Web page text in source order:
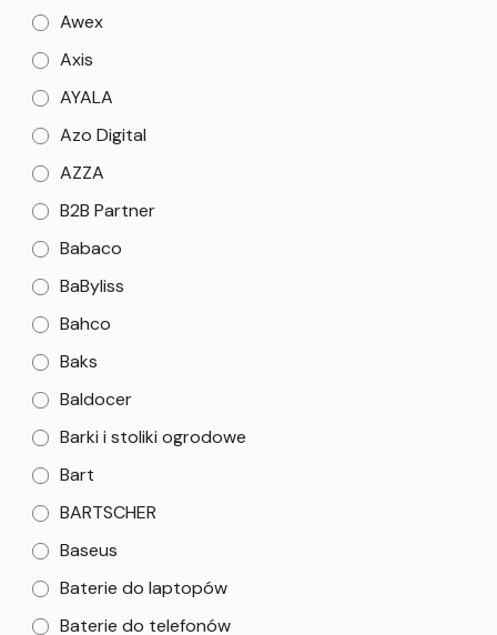
Awex
Axis
AYALA
Azo Digital
AZZA
B2B Partner
Babaco
BaByliss
Bahco
Baks
Baldocer
Barki i stoliki ogrodowe
Bart
BARTSCHER
Baseus
Baterie do laptopów
Baterie do telefonów